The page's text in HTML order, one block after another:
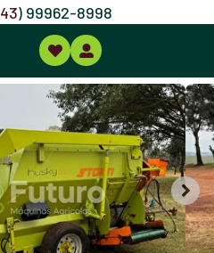
43) 99962-8998